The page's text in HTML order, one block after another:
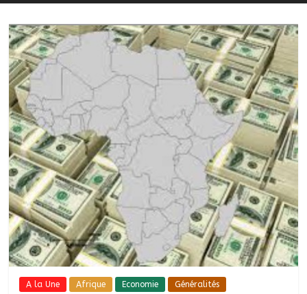
A la Une Afrique Economie Généralités